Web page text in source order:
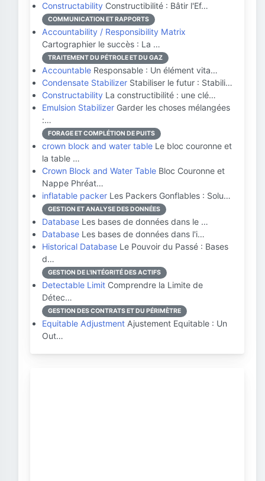
Constructability Constructibilité : Bâtir l'Ef…
COMMUNICATION ET RAPPORTS
Accountability / Responsibility Matrix
Cartographier le succès : La …
TRAITEMENT DU PÉTROLE ET DU GAZ
Accountable Responsable : Un élément vita…
Condensate Stabilizer Stabiliser le futur : Stabili…
Constructability La constructibilité : une clé…
Emulsion Stabilizer Garder les choses mélangées
:…
FORAGE ET COMPLÉTION DE PUITS
crown block and water table Le bloc couronne et
la table …
Crown Block and Water Table Bloc Couronne et
Nappe Phréat…
inflatable packer Les Packers Gonflables : Solu…
GESTION ET ANALYSE DES DONNÉES
Database Les bases de données dans le …
Database Les bases de données dans l'i…
Historical Database Le Pouvoir du Passé : Bases
d…
GESTION DE L'INTÉGRITÉ DES ACTIFS
Detectable Limit Comprendre la Limite de
Détec…
GESTION DES CONTRATS ET DU PÉRIMÈTRE
Equitable Adjustment Ajustement Equitable : Un
Out…